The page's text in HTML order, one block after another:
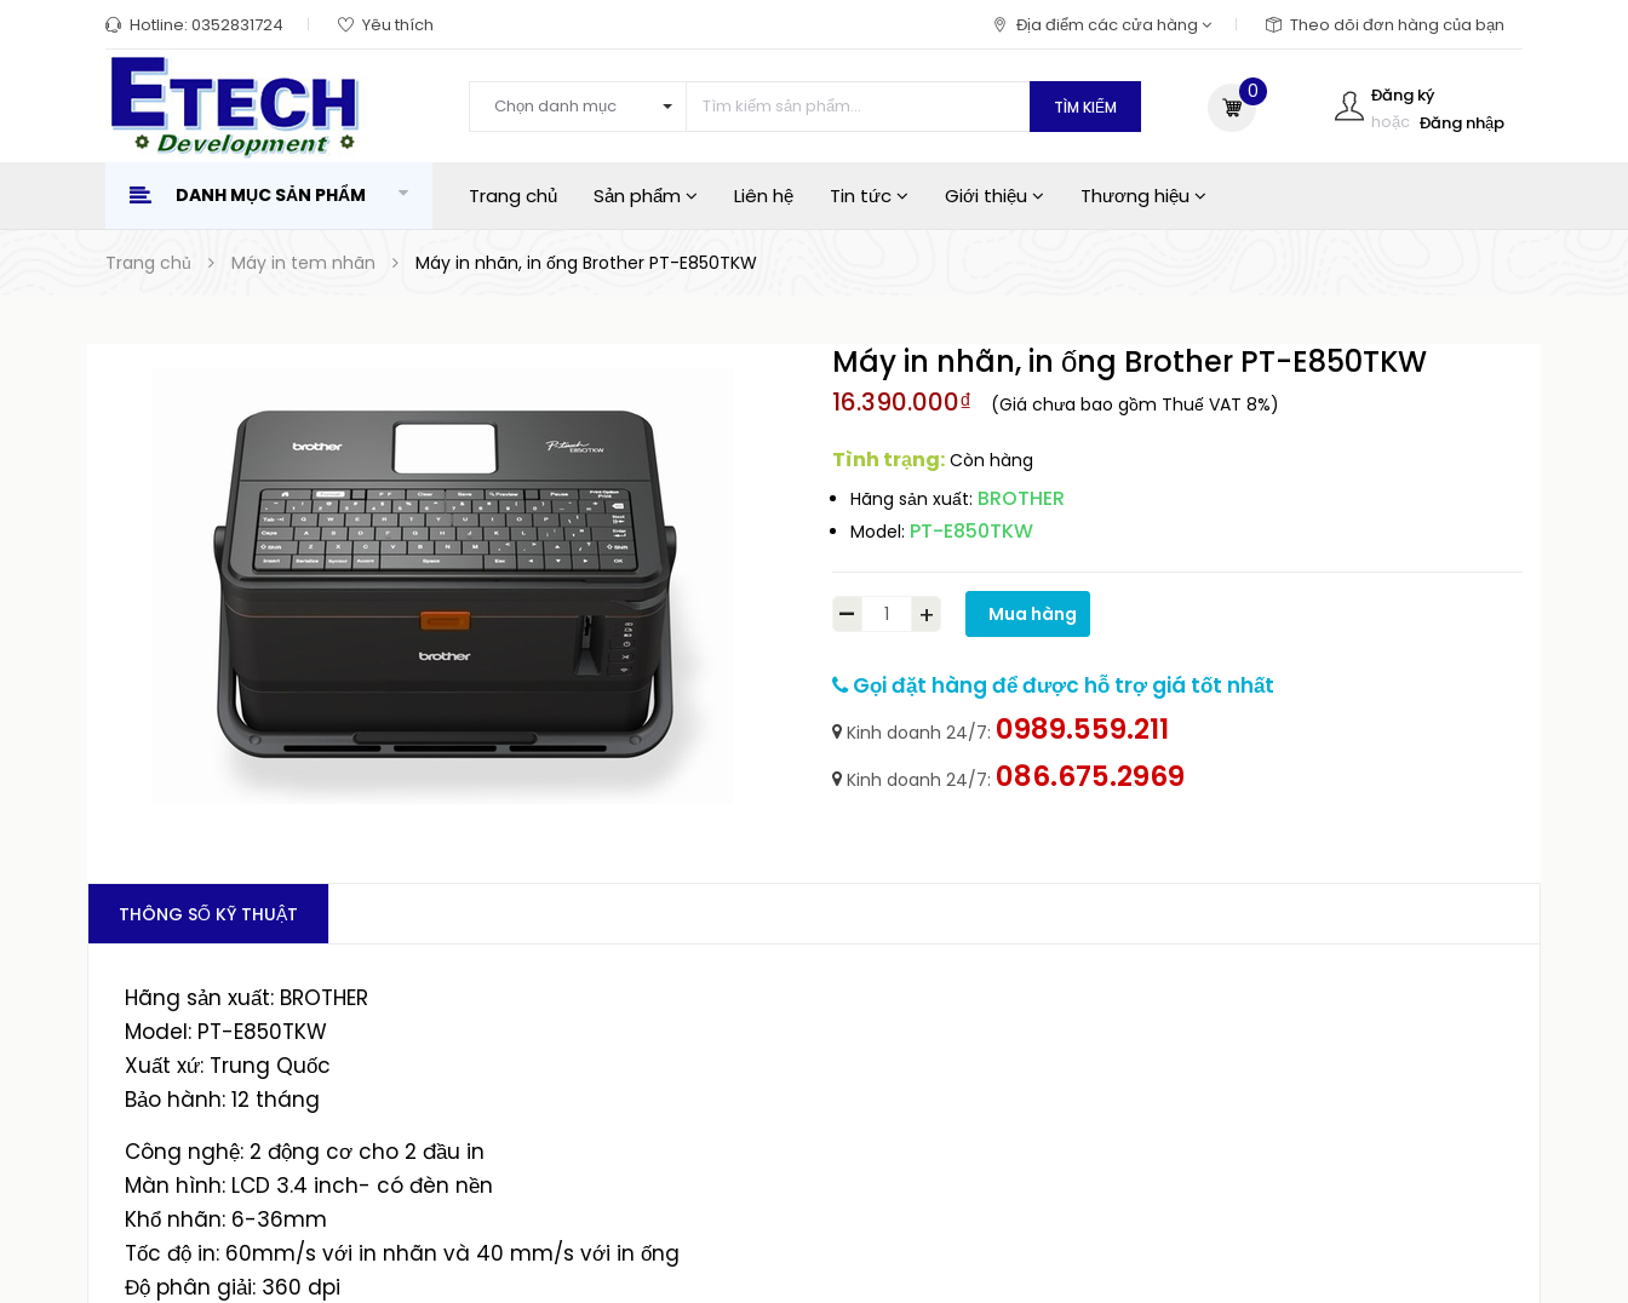
Hotline: 0352831724 Yêu thích Địa điểm các cửa hàng Theo dõi đơn hàng của bạn
Chọn danh mục TÌM KIẾM
Đăng ký
hoặc Đăng nhập
0
DANH MỤC SẢN PHẨM Trang chủ Sản phẩm Liên hệ Tin tức Giới thiệu Thương hiệu
Trang chủ Máy in tem nhãn Máy in nhãn, in ống Brother PT-E850TKW
Máy in nhãn, in ống Brother PT-E850TKW
16.390.000₫ (Giá chưa bao gồm Thuế VAT 8%)
Tình trạng: Còn hàng
Hãng sản xuất: BROTHER
Model: PT-E850TKW
- + Mua hàng
Gọi đặt hàng để được hỗ trợ giá tốt nhất
Kinh doanh 24/7: 0989.559.211
Kinh doanh 24/7: 086.675.2969
THÔNG SỐ KỸ THUẬT
Hãng sản xuất: BROTHER
Model: PT-E850TKW
Xuất xứ: Trung Quốc
Bảo hành: 12 tháng
Công nghệ: 2 động cơ cho 2 đầu in
Màn hình: LCD 3.4 inch- có đèn nền
Khổ nhãn: 6-36mm
Tốc độ in: 60mm/s với in nhãn và 40 mm/s với in ống
Độ phân giải: 360 dpi